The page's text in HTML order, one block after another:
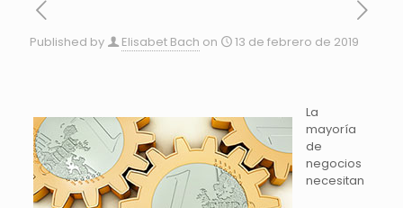
Published by Elisabet Bach on 13 de febrero de 2019
La
mayoría
de
negocios
necesitan